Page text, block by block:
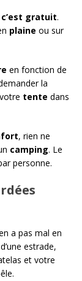
gratuit.
plaine ou sur
en fonction de
la
tente dans
, rien ne
camping. Le
personne.
a pas mal en
estrade,
et votre